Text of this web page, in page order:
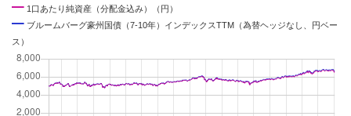
━ 1口あたり純資産（分配金込み）（円）
━ ブルームバーグ豪州国債（7-10年）インデックスTTM（為替ヘッジなし、円ベー
ス）